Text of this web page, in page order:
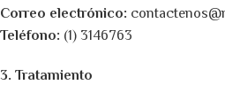
Correo electrónico:
Teléfono: (1) 3146763
3. Tratamiento